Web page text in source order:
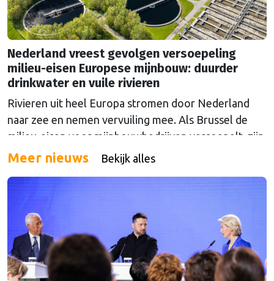
Nederland vreest gevolgen versoepeling
milieu-eisen Europese mijnbouw: duurder
drinkwater en vuile rivieren
Rivieren uit heel Europa stromen door Nederland
naar zee en nemen vervuiling mee. Als Brussel de
milieu-eisen voor mijnbouwbedrijven versoepelt, zijn
het de Nederlandse drinkwaterbedrijven die dat
Meer nieuws Bekijk alles